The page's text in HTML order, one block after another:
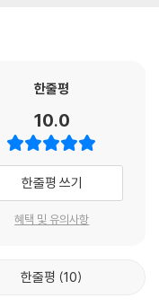
한줄평
10.0
한줄평 쓰기
혜택 및 유의사항
한줄평 10